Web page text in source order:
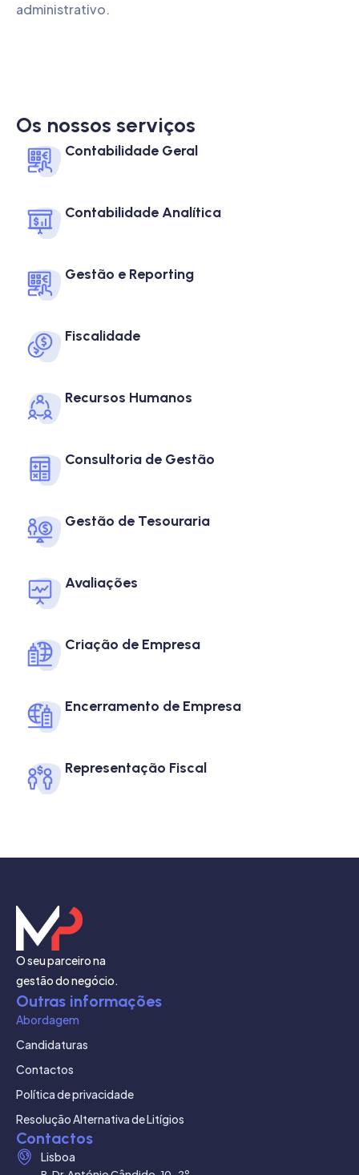
administrativo.
Os nossos serviços
Contabilidade Geral
Contabilidade Analítica
Gestão e Reporting
Fiscalidade
Recursos Humanos
Consultoria de Gestão​
Gestão de Tesouraria
Avaliações​
Criação de Empresa
Encerramento de Empresa
Representação Fiscal
O seu parceiro na
gestão do negócio.
Outras informações
Abordagem
Candidaturas
Contactos
Política de privacidade
Resolução Alternativa de Litígios
Contactos
Lisboa